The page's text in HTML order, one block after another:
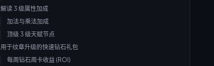
解读 3 级属性加成
加法与乘法加成
顶级 3 级天赋节点
用于纹章升级的快速钻石礼包
每周钻石周卡收益 (ROI)